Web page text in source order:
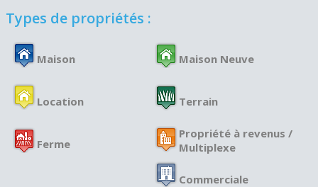
Types de propriétés :
Maison Maison Neuve
Location Terrain
Ferme
Propriété à revenus /
Multiplexe
Commerciale